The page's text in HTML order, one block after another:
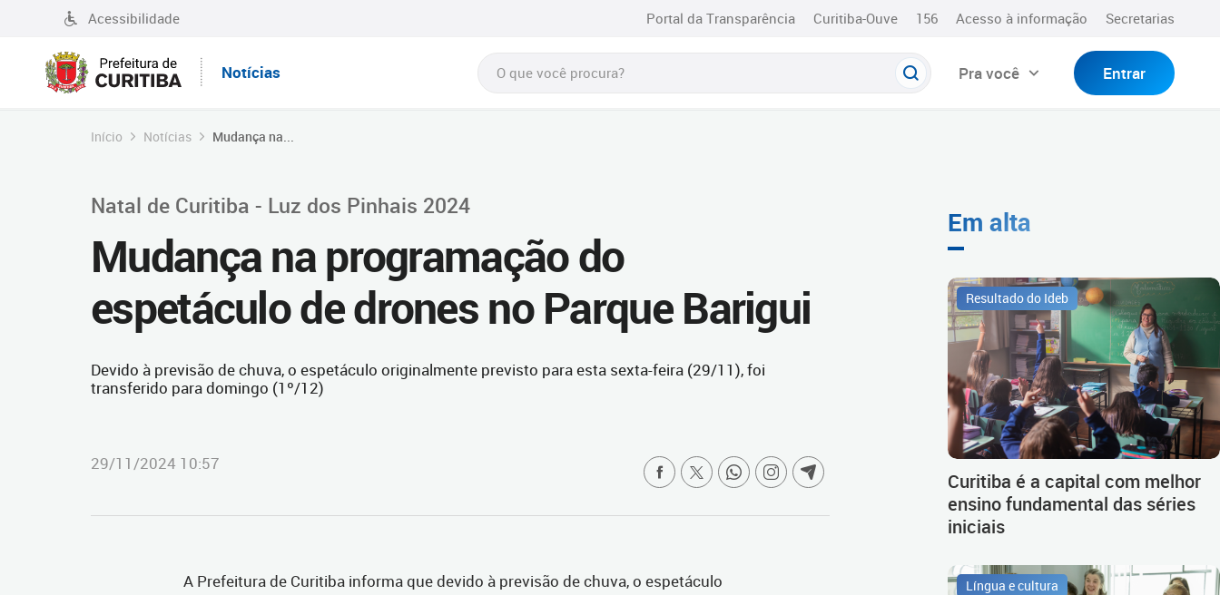
Acessibilidade Portal da Transparência Curitiba-Ouve 156 Acesso à informação Secretarias
Notícias Pra você Entrar
Início Notícias Mudança na...
Natal de Curitiba - Luz dos Pinhais 2024
Mudança na programação do
espetáculo de drones no Parque Barigui
Devido à previsão de chuva, o espetáculo originalmente previsto para esta sexta-feira (29/11), foi
transferido para domingo (1º/12)
29/11/2024 10:57
A Prefeitura de Curitiba informa que devido à previsão de chuva, o espetáculo
Em alta
Resultado do Ideb
Curitiba é a capital com melhor
ensino fundamental das séries
iniciais
Língua e cultura